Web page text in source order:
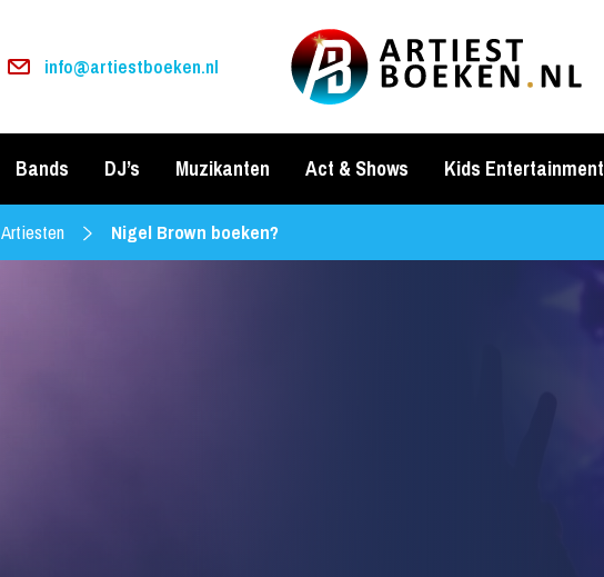
info@artiestboeken.nl
Bands DJ’s Muzikanten Act & Shows Kids Entertainment
Artiesten Nigel Brown boeken?